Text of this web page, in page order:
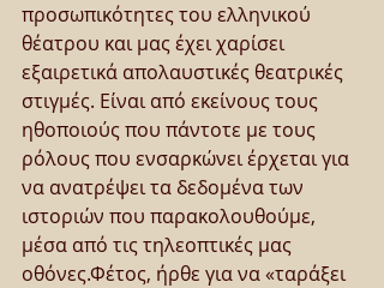
προσωπικότητες του ελληνικού
θέατρου και μας έχει χαρίσει
εξαιρετικά απολαυστικές θεατρικές
στιγμές. Είναι από εκείνους τους
ηθοποιούς που πάντοτε με τους
ρόλους που ενσαρκώνει έρχεται για
να ανατρέψει τα δεδομένα των
ιστοριών που παρακολουθούμε,
μέσα από τις τηλεοπτικές μας
οθόνες.Φέτος, ήρθε για να «ταράξει